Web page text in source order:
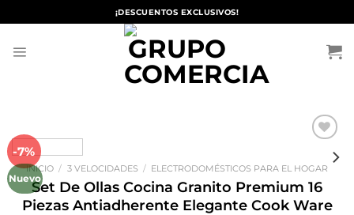
al
¡DESCUENTOS EXCLUSIVOS!
-7%
Nuevo
Añadir
lista de
deseos
INICIO / 3 VELOCIDADES / ELECTRODOMÉSTICOS PARA EL HOGAR
Set De Ollas Cocina Granito Premium 16
Piezas Antiadherente Elegante Cook Ware